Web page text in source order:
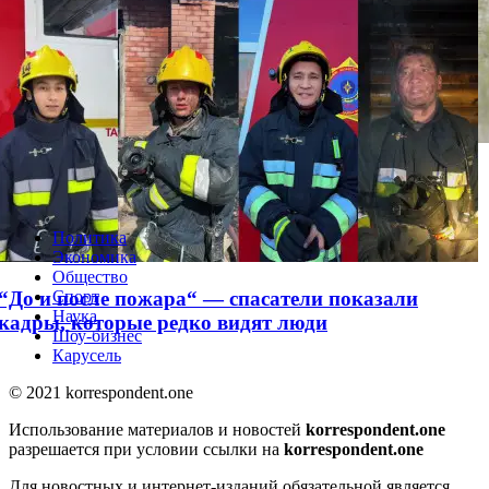
казахстанцев фото с тигром назвали
и после пожара“ — спасатели показали
которые редко видят люди
Политика
Экономика
Общество
Спорт
Наука
Шоу-бизнес
Карусель
© 2021 korrespondent.one
Использование материалов и новостей korrespondent.one
разрешается при условии ссылки на korrespondent.one